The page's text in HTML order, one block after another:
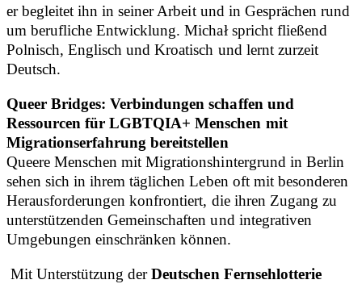
er begleitet ihn in seiner Arbeit und in Gesprächen rund
um berufliche Entwicklung. Michał spricht fließend
Polnisch, Englisch und Kroatisch und lernt zurzeit
Deutsch.
Queer Bridges: Verbindungen schaffen und
Ressourcen für LGBTQIA+ Menschen mit
Migrationserfahrung bereitstellen
Queere Menschen mit Migrationshintergrund in Berlin
sehen sich in ihrem täglichen Leben oft mit besonderen
Herausforderungen konfrontiert, die ihren Zugang zu
unterstützenden Gemeinschaften und integrativen
Umgebungen einschränken können.
Mit Unterstützung derDeutschen Fernsehlotterie